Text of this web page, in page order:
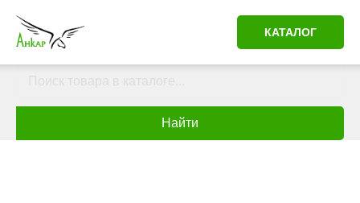
КАТАЛОГ
Найти